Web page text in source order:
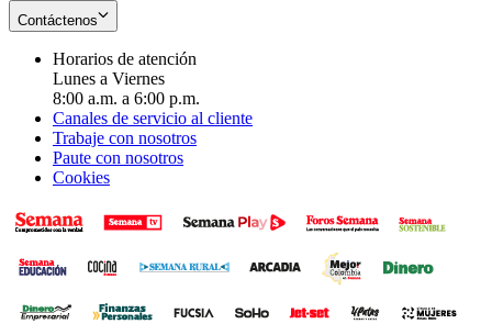
Contáctenos
Horarios de atención
Lunes a Viernes
8:00 a.m. a 6:00 p.m.
Canales de servicio al cliente
Trabaje con nosotros
Paute con nosotros
Cookies